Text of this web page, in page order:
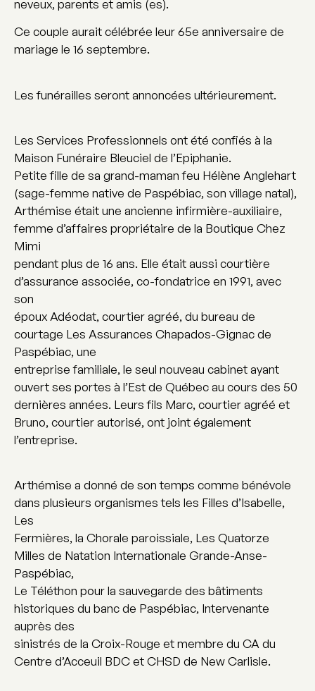
neveux, parents et amis (es).
Ce couple aurait célébrée leur 65e anniversaire de
mariage le 16 septembre.
Les funérailles seront annoncées ultérieurement.
Les Services Professionnels ont été confiés à la
Maison Funéraire Bleuciel de l’Epiphanie.
Petite fille de sa grand-maman feu Hélène Anglehart
(sage-femme native de Paspébiac, son village natal),
Arthémise était une ancienne infirmière-auxiliaire,
femme d’affaires propriétaire de la Boutique Chez
Mimi
pendant plus de 16 ans. Elle était aussi courtière
d’assurance associée, co-fondatrice en 1991, avec
son
époux Adéodat, courtier agréé, du bureau de
courtage Les Assurances Chapados-Gignac de
Paspébiac, une
entreprise familiale, le seul nouveau cabinet ayant
ouvert ses portes à l’Est de Québec au cours des 50
dernières années. Leurs fils Marc, courtier agréé et
Bruno, courtier autorisé, ont joint également
l’entreprise.
Arthémise a donné de son temps comme bénévole
dans plusieurs organismes tels les Filles d’Isabelle,
Les
Fermières, la Chorale paroissiale, Les Quatorze
Milles de Natation Internationale Grande-Anse-
Paspébiac,
Le Téléthon pour la sauvegarde des bâtiments
historiques du banc de Paspébiac, Intervenante
auprès des
sinistrés de la Croix-Rouge et membre du CA du
Centre d’Acceuil BDC et CHSD de New Carlisle.